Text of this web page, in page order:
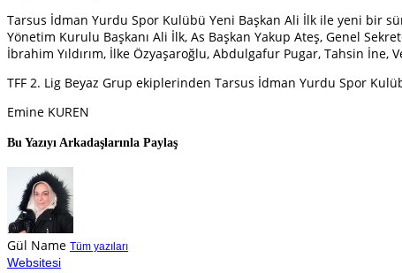
Tarsus İdman Yurdu Spor Kulübü Yeni Başkan Ali İlk ile yeni bir
Yönetim Kurulu Başkanı Ali İlk, As Başkan Yakup Ateş, Genel
İbrahim Yıldırım, İlke Özyaşaroğlu, Abdulgafur Pugar, Tahsin İne,
TFF 2. Lig Beyaz Grup ekiplerinden Tarsus İdman Yurdu Spor
Emine KUREN
Bu Yazıyı Arkadaşlarınla Paylaş
Gül Name Tüm yazıları
Websitesi